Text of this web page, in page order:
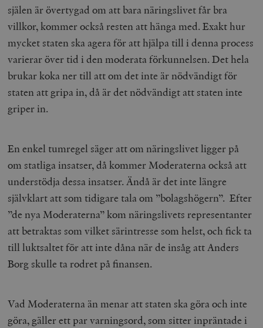
själen är övertygad om att bara näringslivet får bra
villkor, kommer också resten att hänga med. Exakt hur
mycket staten ska agera för att hjälpa till i denna process
varierar över tid i den moderata förkunnelsen. Det hela
brukar koka ner till att om det inte är nödvändigt för
staten att gripa in, då är det nödvändigt att staten inte
griper in.
En enkel tumregel säger att om näringslivet ligger på
om statliga insatser, då kommer Moderaterna också att
understödja dessa insatser. Ändå är det inte längre
självklart att som tidigare tala om ”bolagshögern”. Efter
”de nya Moderaterna” kom näringslivets representanter
att betraktas som vilket särintresse som helst, och fick ta
till luktsaltet för att inte dåna när de insåg att Anders
Borg skulle ta rodret på finansen.
Vad Moderaterna än menar att staten ska göra och inte
göra, gäller ett par varningsord, som sitter inpräntade i